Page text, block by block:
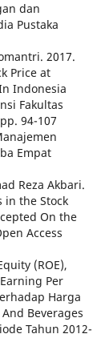
dan
Pustaka
2017.
Price at
Indonesia
Fakultas
94-107
Empat
Reza Akbari.
in the Stock
On the
Access
(ROE),
Per
Harga
Beverages
Tahun 2012-